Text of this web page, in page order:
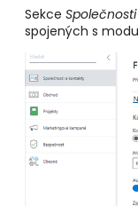
Sekce
spojených s